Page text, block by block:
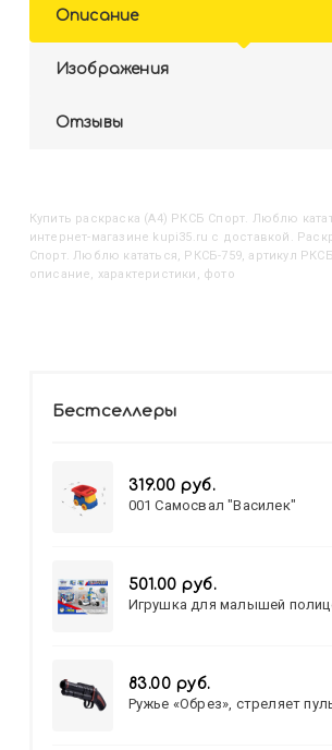
Описание
Изображения
Отзывы
Купить Раскраска (А4) РКСБ Спорт. Люблю
интернет-магазине kupi35.ru с доставкой.
Спорт. Люблю кататься, РКСБ-759, артикул
описание, характеристики, фото
Бестселлеры
319.00 руб.
001 Самосвал "Василек"
501.00 руб.
Игрушка для малышей
83.00 руб.
Ружье «Обрез», стреляет